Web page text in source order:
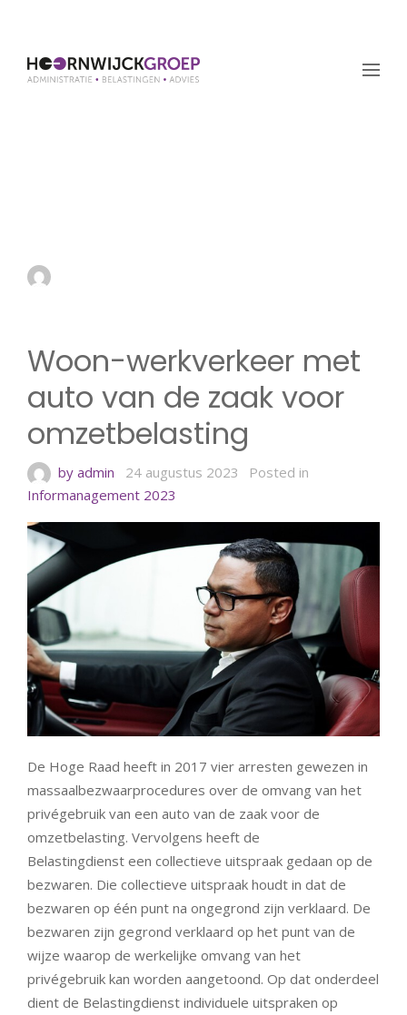
Woon-werkverkeer met
auto van de zaak voor
omzetbelasting
by admin 24 augustus 2023
Posted in
Informanagement 2023
De Hoge Raad heeft in 2017 vier arresten gewezen in
massaalbezwaarprocedures over de omvang van het
privégebruik van een auto van de zaak voor de
omzetbelasting. Vervolgens heeft de
Belastingdienst een collectieve uitspraak gedaan op de
bezwaren. Die collectieve uitspraak houdt in dat de
bezwaren op één punt na ongegrond zijn verklaard. De
bezwaren zijn gegrond verklaard op het punt van de
wijze waarop de werkelijke omvang van het
privégebruik kan worden aangetoond. Op dat onderdeel
dient de Belastingdienst individuele uitspraken op